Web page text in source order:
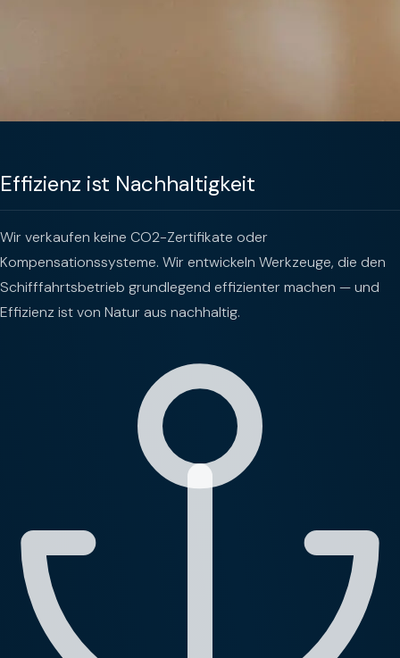
Effizienz ist Nachhaltigkeit
Wir verkaufen keine CO2-Zertifikate oder
Kompensationssysteme. Wir entwickeln Werkzeuge, die den
Schifffahrtsbetrieb grundlegend effizienter machen — und
Effizienz ist von Natur aus nachhaltig.